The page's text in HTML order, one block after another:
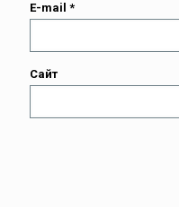
E-mail *
Сайт